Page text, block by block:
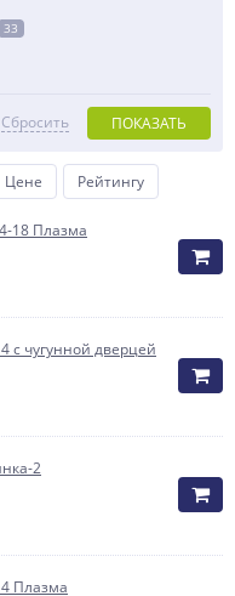
33
ПОКАЗАТЬ
Сбросить
Цене Рейтингу
18 Плазма
с чугунной дверцей
2
Плазма